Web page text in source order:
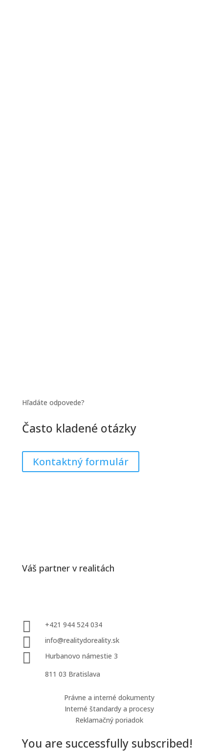
Hľadáte odpovede?
Často kladené otázky
Kontaktný formulár
Váš partner v realitách
 +421 944 524 034
 info@realitydoreality.sk

Hurbanovo námestie 3
811 03 Bratislava
Právne a interné dokumenty
Interné štandardy a procesy
Reklamačný poriadok
You are successfully subscribed!